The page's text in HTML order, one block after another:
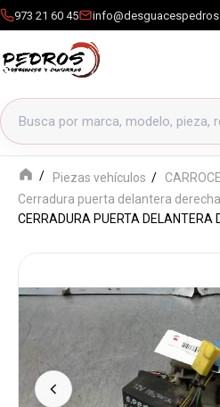
973 21 60 45
Buscar productos
Piezas vehículos
Cerradura puerta delantera derecha
CERRADURA PUERTA DELANTERA